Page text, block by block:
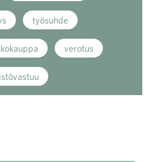
työsuhde
verotus